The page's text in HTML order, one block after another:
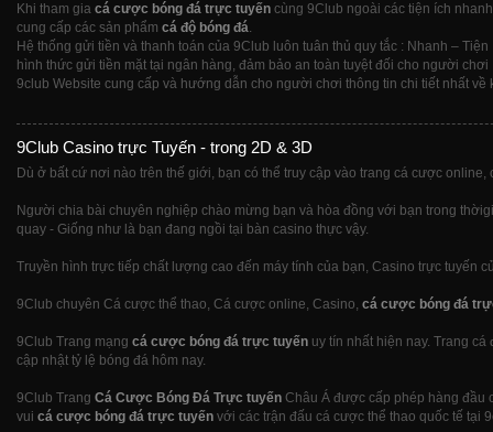
Khi tham gia cá cược bóng đá trực tuyến cùng 9Club ngoài các tiện ích
cung cấp các sản phẩm cá độ bóng đá.
Hệ thống gửi tiền và thanh toán của 9Club luôn tuân thủ quy tắc : Nhanh –
hình thức gửi tiền mặt tại ngân hàng, đảm bảo an toàn tuyệt đối cho người chơi
9club Website cung cấp và hướng dẫn cho người chơi thông tin chi tiết nhất
9Club Casino trực Tuyến - trong 2D & 3D
Dù ở bất cứ nơi nào trên thế giới, bạn có thể truy cập vào trang cá cược
Người chia bài chuyên nghiệp chào mừng bạn và hòa đồng với bạn trong
quay - Giống như là bạn đang ngồi tại bàn casino thực vậy.
Truyền hình trực tiếp chất lượng cao đến máy tính của bạn, Casino trực tuyến
9Club chuyên Cá cược thể thao, Cá cược online, Casino, cá cược bóng đá
9Club Trang mạng cá cược bóng đá trực tuyến uy tín nhất hiện nay. Trang
cập nhật tỷ lệ bóng đá hôm nay.
9Club Trang Cá Cược Bóng Đá Trực tuyến Châu Á được cấp phép hàng đầu
vui cá cược bóng đá trực tuyến với các trận đấu cá cược thể thao quốc tế tại